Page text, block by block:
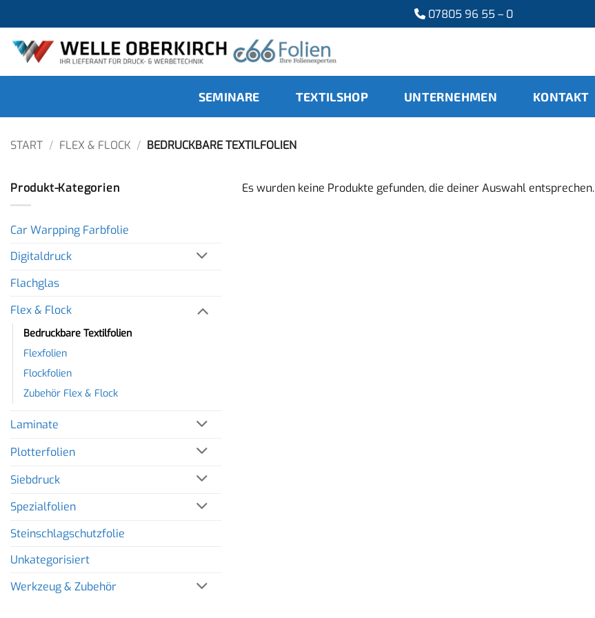
Inhalt
springen
07805 96 55 – 0
SEMINARE TEXTILSHOP UNTERNEHMEN KONTAKT
START / FLEX & FLOCK / BEDRUCKBARE TEXTILFOLIEN
Produkt-Kategorien
Car Warpping Farbfolie
Digitaldruck
Flachglas
Flex & Flock
Bedruckbare Textilfolien
Flexfolien
Flockfolien
Zubehör Flex & Flock
Laminate
Plotterfolien
Siebdruck
Spezialfolien
Steinschlagschutzfolie
Unkategorisiert
Werkzeug & Zubehör
Es wurden keine Produkte gefunden, die deiner Auswahl entsprechen.